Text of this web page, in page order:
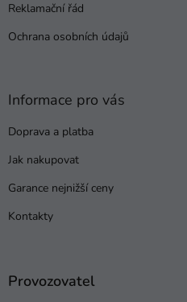
Reklamační řád
Ochrana osobních údajů
Informace pro vás
Doprava a platba
Jak nakupovat
Garance nejnižší ceny
Kontakty
Provozovatel